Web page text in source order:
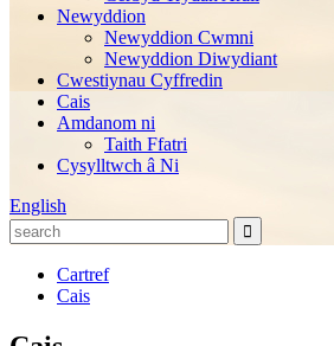
Newyddion
Newyddion Cwmni
Newyddion Diwydiant
Cwestiynau Cyffredin
Cais
Amdanom ni
Taith Ffatri
Cysylltwch â Ni
English
Cartref
Cais